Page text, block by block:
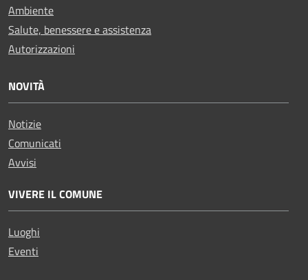
Ambiente
Salute, benessere e assistenza
Autorizzazioni
NOVITÀ
Notizie
Comunicati
Avvisi
VIVERE IL COMUNE
Luoghi
Eventi